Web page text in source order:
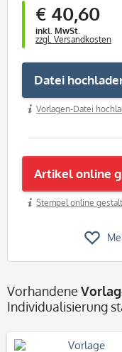
€ 40,60
inkl. MwSt.
zzgl. Versandkosten
Datei
Vorlagen-Datei
Artikel online
Stempel online
Vorhandene
Individualisierung